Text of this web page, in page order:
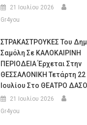
21 Ιουλίου 2026
Gr4you
ΣΤΡΑΚΑΣΤΡΟΥΚΕΣ Του
Σαμόλη Σε ΚΑΛΟΚΑΙΡΙΝΗ
ΠΕΡΙΟΔΕΙΑ Έρχεται Στην
ΘΕΣΣΑΛΟΝΙΚΗ Τετάρτη 22
Ιουλίου Στο ΘΕΑΤΡΟ
21 Ιουλίου 2026
Gr4you